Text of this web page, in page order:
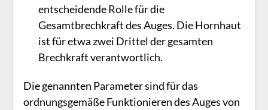
entscheidende Rolle für die
Gesamtbrechkraft des Auges. Die Hornhaut
ist für etwa zwei Drittel der gesamten
Brechkraft verantwortlich.
Die genannten Parameter sind für das
ordnungsgemäße Funktionieren des Auges von